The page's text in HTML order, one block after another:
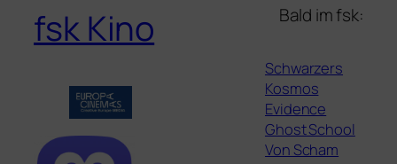
fsk Kino Bald im fsk:
Schwarzers
Kosmos
Evidence
Ghost School
Von Scham